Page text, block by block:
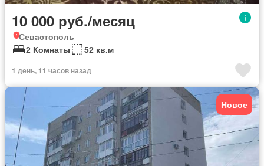
10 000 руб./месяц
Севастополь
2 Комнаты
52 кв.м
1 день, 11 часов назад
Новое